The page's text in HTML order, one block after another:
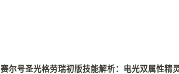
赛尔号圣光格劳瑞初版技能解析：电光双属性精